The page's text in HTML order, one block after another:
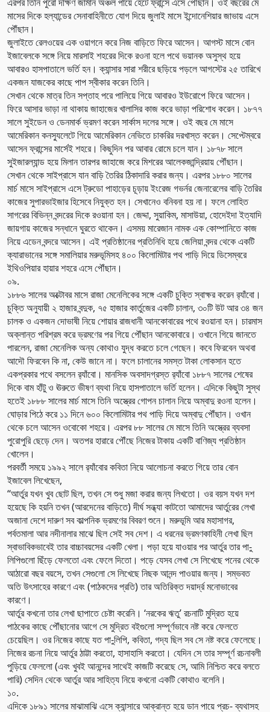
এরপর তিনি পুরো দক্ষিণ জার্মান অঞ্চল পায়ে হেঁটে ফ্রান্সে এসে পৌঁছান। ওই বছরের মে
মাসের দিকে হল্যান্ডের সেনাবাহিনীতে যোগ দিয়ে জুলাই মাসে ইন্দোনেশিয়ার জাভায় এসে
পৌঁছান।
জুলাইতে রেলওয়ের এক ওয়াগনে করে নিজ বাড়িতে ফিরে আসেন। আগস্ট মাসে বোন
ইজাবেলকে সঙ্গে নিয়ে মারসাই শহরের দিকে রওনা হলে পথে ভয়ানক অসুস্থ হয়ে
আবারও হাসপাতালে ভর্তি হন। ক্যান্সার সারা শরীরে ছড়িয়ে পড়লে আগস্টের ২৫ তারিখে
একজন যাজকের কাছে পাপ স্বীকার করেন তিনি।
সেখান থেকে মাত্র তিন সপ্তাহ পরে পালিয়ে গিয়ে আবারও ইউরোপে ফিরে আসেন।
ফিরে আসার ভাড়া না থাকায় জাহাজের খালাসির কাজ করে ভাড়া পরিশোধ করেন। ১৮৭৭
সালে সুইডেন ও ডেনমার্ক ভ্রমণ করেন সার্কাস দলের সঙ্গে। ওই বছর মে মাসে
আমেরিকান কনস্যুলেটে গিয়ে আমেরিকান নেভিতে চাকরির দরখাস্ত করেন। সেপ্টেম্বরে
আসেন ফ্রান্সের মার্সেই শহরে। কিছুদিন পর আবার রোমে চলে যান। ১৮৭৮ সালে
সুইজারল্যান্ড হয়ে মিলান তারপর জাহাজে করে মিশরের আলেকজান্দ্রিয়ায় পৌঁছান।
সেখান থেকে সাইপ্রাসে যান বাড়ি তৈরির ঠিকাদারি করার জন্য। এরপর ১৮৮০ সালের
মার্চ মাসে সাইপ্রাসে এসে ট্রুডো পাহাড়ের চূড়ায় ইংরেজ গভর্নর জেনারেলের বাড়ি তৈরির
কাজের সুপারভাইজার হিসেবে নিযুক্ত হন। সেখানেও বনিবনা হয় না। ফলে লোহিত
সাগরের বিভিন্ন বন্দরের দিকে রওয়ানা হন। জেদ্দা, সুয়াকিম, মাসাউয়া, হোদেইদা ইত্যাদি
জায়গায় কাজের সন্ধানে ঘুরতে থাকেন। এসময় মারেজান নামক এক কোম্পানিতে কাজ
নিয়ে এডেন বন্দরে আসেন। এই প্রতিষ্ঠানের প্রতিনিধি হয়ে জেলিয়া বন্দর থেকে একটি
ক্যারাভানের সঙ্গে সমালিয়ার মরুভূমিসহ ৪০০ কিলোমিটার পথ পাড়ি দিয়ে ডিসেম্বরে
ইথিওপিয়ার হায়ার শহরে এসে পৌঁছান।
০৯.
১৮৮৬ সালের অক্টোবর মাসে রাজা মেনেলিকের সঙ্গে একটি চুক্তি স্বাক্ষর করেন র‌্যাঁবো।
চুক্তি অনুযায়ী ২ হাজার বন্দুক, ৭৫ হাজার কার্তুজের একটি চালান, ৩০টি উট আর ৩৪ জন
চালক ও একজন দোভাষী নিয়ে শোয়ার রাজধানী আনকোবারের পথে রওয়ানা হন। চারমাস
অক্লান্ত পরিশ্রম করে ভ্রমণের পর গিয়ে পৌঁছান আনকোবারে। ওখানে গিয়ে জানতে
পারলেন, রাজা মেনেলিক অন্য কোথাও যুদ্ধ করতে চলে গেছেন। কবে ফিরবেন অথবা
আদৌ ফিরবেন কি না, কেউ জানে না। ফলে চালানের সমস্ত টাকা লোকসান হতে
একপ্রকার পথে বসলেন র‌্যাঁবো। মানসিক অবসাদগ্রস্ত র‌্যাঁবো ১৮৮৭ সালের শেষের
দিকে বাম হাঁটু ও ঊরুতে ভীষণ ব্যথা নিয়ে হাসপাতালে ভর্তি হলেন। এদিকে কিছুটা সুস্থ
হতেই ১৮৮৮ সালের মার্চ মাসে তিনি অস্ত্রের গোপন চালান নিয়ে অম্বাদু রওনা হলেন।
ঘোড়ার পিঠে করে ১১ দিনে ৬০০ কিলোমিটার পথ পাড়ি দিয়ে অম্বাদু পৌঁছান। ওখান
থেকে চলে আসেন ওবোকো শহরে। এরপর ৮৮ সালের মে মাসে তিনি অস্ত্রের ব্যবসা
পুরোপুরি ছেড়ে দেন। অতপর হারারে পৌঁছে নিজের টাকায় একটি বাণিজ্য প্রতিষ্ঠান
খোলেন।
পরবর্তী সময়ে ১৯৯২ সালে র‌্যাঁবোর কবিতা নিয়ে আলোচনা করতে গিয়ে তার বোন
ইজাবেল লিখেছেন,
‘‘আর্তুর যখন খুব ছোট ছিল, তখন সে শুধু মজা করার জন্য লিখতো। ওর বয়স যখন দশ
হয়েছে কি হয়নি তখন (আরদেনের বাড়িতে) দীর্ঘ সন্ধ্যা কাটতো আমাদের আর্তুরের লেখা
অজানা দেশে দারুণ সব কাল্পনিক ভ্রমণের বিবরণ শুনে। মরুভূমি আর মহাসাগর,
পর্বতমালা আর নদীনালার মাঝে ছিল সেই সব দেশ। এ ধরনের ভ্রমণকাহিনী লেখা ছিল
স্বাভাবিকভাবেই তার বাচ্চাবয়সের একটি খেলা। পড়া হয়ে যাওয়ার পর আর্তুর তার পা-ু
লিপিগুলো ছিঁড়ে ফেলতো এবং ফেলে দিতো। পড়ে যেসব লেখা সে লিখেছে পনের থেকে
আঠারো বছর বয়সে, তখন সেগুলো সে লিখেছে নিছক আনন্দ পাওয়ার জন্য। সম্ভবত
অতি উৎসাহের কারণে এবং (পাঠকদের প্রতি) তার অতিরিক্ত দয়ার্দ্র মনোভাবের
কারণে।
আর্তুর কখনো তার লেখা ছাপাতে চেষ্টা করেনি। ‘নরকের ঋতু’ রচনাটি মুদ্রিত হয়ে
পাঠকের কাছে পৌঁছানোর আগে সে মুদ্রিত বইগুলো সম্পূর্ণভাবে নষ্ট করে ফেলতে
চেয়েছিল। ওর নিজের কাছে যত পা-ুলিপি, কবিতা, গদ্য ছিল সব সে নষ্ট করে ফেলেছে।
নিজের রচনা নিয়ে আর্তুর ঠাট্টা করতো, হাসাহাসি করতো। যেদিন সে তার সম্পূর্ণ রচনাবলী
পুড়িয়ে ফেললো (এবং খুবই আনন্দের সাথেই কাজটি করেছে সে, আমি নিশ্চিত করে বলতে
পারি) সেদিন থেকে আর্তুর আর সাহিত্য নিয়ে কখনো একটি কোথাও বলেনি।
১০.
এদিকে ১৮৯১ সালের মাঝামাঝি এসে ক্যান্সারে আক্রান্ত হয়ে ডান পায়ে প্রচ- ব্যথাসহ